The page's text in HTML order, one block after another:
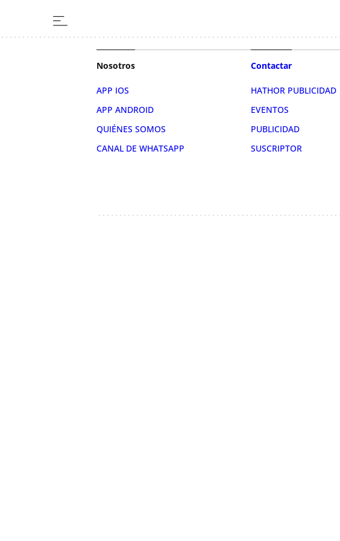
Nosotros
APP IOS
APP ANDROID
QUIÉNES SOMOS
CANAL DE WHATSAPP
Contactar
HATHOR PUBLICIDAD
EVENTOS
PUBLICIDAD
SUSCRIPTOR